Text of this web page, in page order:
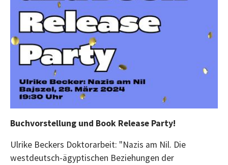
Buchvorstellung und Book Release Party!
Ulrike Beckers Doktorarbeit: "Nazis am Nil. Die
westdeutsch-ägyptischen Beziehungen der